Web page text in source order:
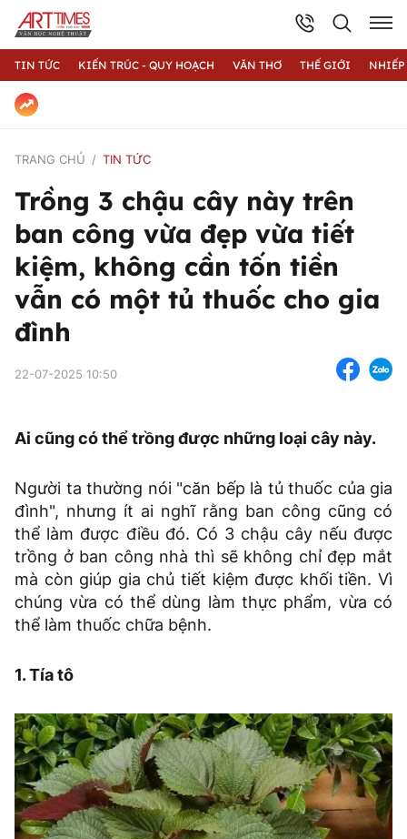
TIN TỨC KIẾN TRÚC - QUY HOẠCH VĂN THƠ THẾ GIỚI
TRANG CHỦ TIN TỨC
Trồng 3 chậu cây này trên
ban công vừa đẹp vừa tiết
kiệm, không cần tốn tiền
vẫn có một tủ thuốc cho gia
đình
22-07-2025 10:50
Ai cũng có thể trồng được những loại cây này.
Người ta thường nói "căn bếp là tủ thuốc của gia
đình", nhưng ít ai nghĩ rằng ban công cũng có
thể làm được điều đó. Có 3 chậu cây nếu được
trồng ở ban công nhà thì sẽ không chỉ đẹp mắt
mà còn giúp gia chủ tiết kiệm được khối tiền. Vì
chúng vừa có thể dùng làm thực phẩm, vừa có
thể làm thuốc chữa bệnh.
1. Tía tô